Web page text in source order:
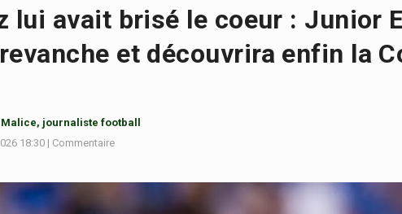
lui avait brisé le coeur : Junior
et découvrira enfin la
, journaliste football
18:30 | Commentaire